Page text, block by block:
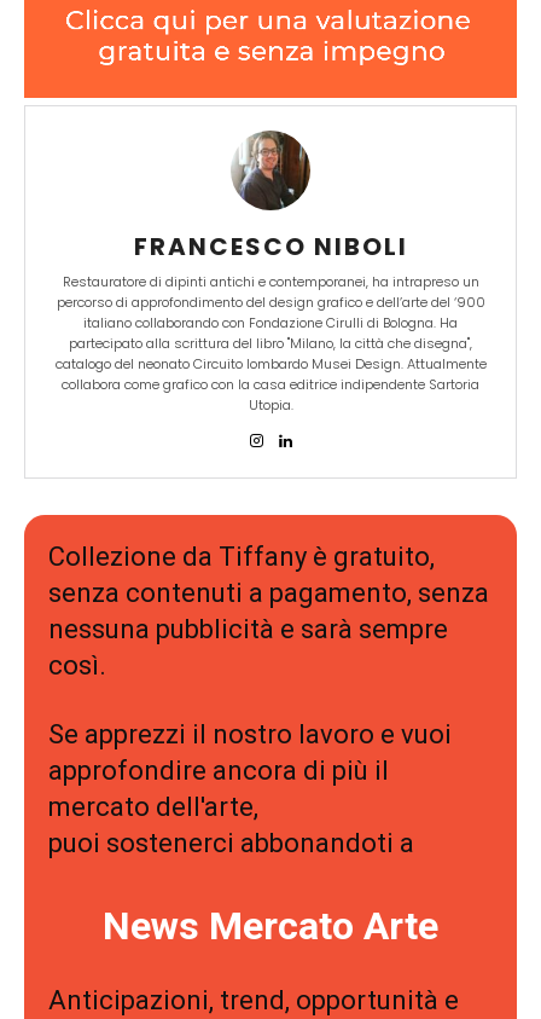
FRANCESCO NIBOLI
Restauratore di dipinti antichi e contemporanei, ha intrapreso un
percorso di approfondimento del design grafico e dell’arte del ‘900
italiano collaborando con Fondazione Cirulli di Bologna. Ha
partecipato alla scrittura del libro "Milano, la città che disegna",
catalogo del neonato Circuito lombardo Musei Design. Attualmente
collabora come grafico con la casa editrice indipendente Sartoria
Utopia.
Collezione da Tiffany è gratuito,
senza contenuti a pagamento, senza
nessuna pubblicità e sarà sempre
così.
Se apprezzi il nostro lavoro e vuoi
approfondire ancora di più il
mercato dell'arte,
puoi sostenerci abbonandoti a
News Mercato Arte
Anticipazioni, trend, opportunità e